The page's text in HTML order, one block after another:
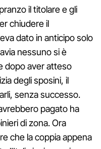
il titolare e gli
chiudere il
dato in anticipo solo
nessuno si è
dopo aver atteso
degli sposini, il
senza successo.
pagato ha
di zona. Ora
che la coppia appena